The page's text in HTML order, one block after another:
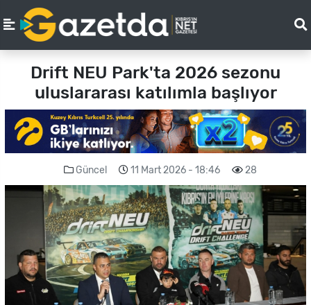
Drift NEU Park'ta 2026 sezonu
uluslararası katılımla başlıyor
Güncel 11 Mart 2026 - 18:46 28